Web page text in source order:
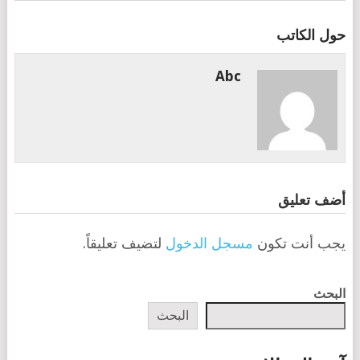
حول الكاتب
Abc
أضف تعليق
يجب أنت تكون مسجل الدخول لتضيف تعليقاً.
البحث
البحث